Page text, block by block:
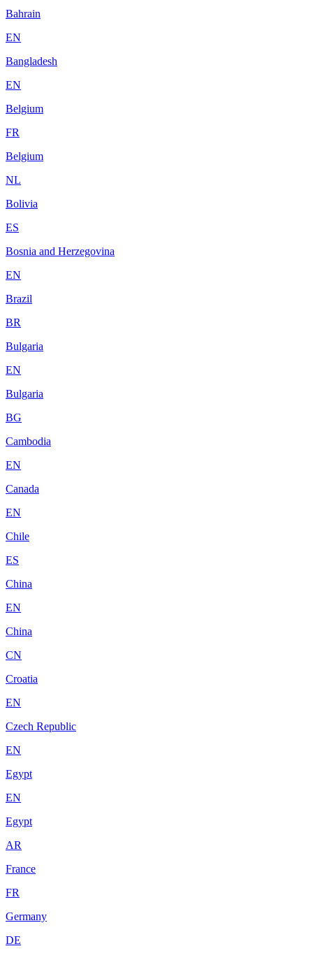
Bahrain
EN
Bangladesh
EN
Belgium
FR
Belgium
NL
Bolivia
ES
Bosnia and Herzegovina
EN
Brazil
BR
Bulgaria
EN
Bulgaria
BG
Cambodia
EN
Canada
EN
Chile
ES
China
EN
China
CN
Croatia
EN
Czech Republic
EN
Egypt
EN
Egypt
AR
France
FR
Germany
DE